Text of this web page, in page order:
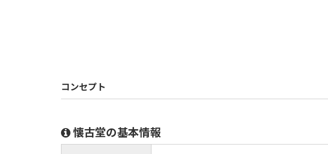
コンセプト
懐古堂の基本情報